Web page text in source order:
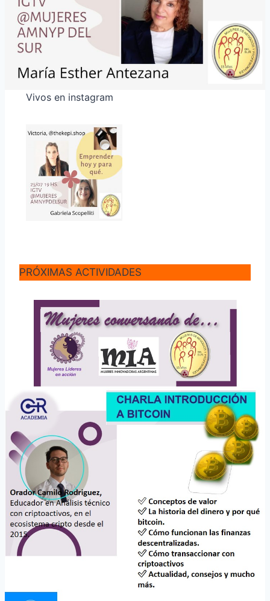
Vivos en instagram
PRÓXIMAS ACTIVIDADES